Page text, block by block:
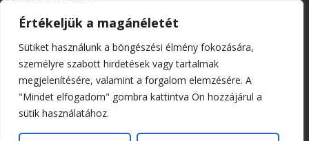
Értékeljük a magánéletét
Sütiket használunk a böngészési élmény fokozására,
személyre szabott hirdetések vagy tartalmak
megjelenítésére, valamint a forgalom elemzésére. A
"Mindet elfogadom" gombra kattintva Ön hozzájárul a
sütik használatához.
Kapcsolat: zsibrita.kinga@szerveinketelei.hu
Általános szerződési feltételek
Impresszum
© 2026 Tel-Batab Kft.,